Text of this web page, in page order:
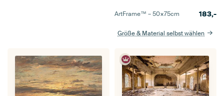
ArtFrame™ –50×75cm 183,-
Größe & Material selbst wählen